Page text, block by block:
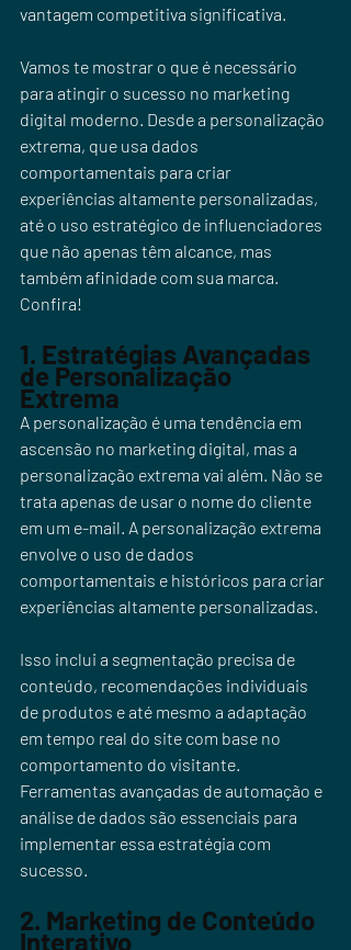
vantagem competitiva significativa.
Vamos te mostrar o que é necessário
para atingir o sucesso no marketing
digital moderno. Desde a personalização
extrema, que usa dados
comportamentais para criar
experiências altamente personalizadas,
até o uso estratégico de influenciadores
que não apenas têm alcance, mas
também afinidade com sua marca.
Confira!
1. Estratégias Avançadas
de Personalização
Extrema
A personalização é uma tendência em
ascensão no marketing digital, mas a
personalização extrema vai além. Não se
trata apenas de usar o nome do cliente
em um e-mail. A personalização extrema
envolve o uso de dados
comportamentais e históricos para criar
experiências altamente personalizadas.
Isso inclui a segmentação precisa de
conteúdo, recomendações individuais
de produtos e até mesmo a adaptação
em tempo real do site com base no
comportamento do visitante.
Ferramentas avançadas de automação e
análise de dados são essenciais para
implementar essa estratégia com
sucesso.
2. Marketing de Conteúdo
Interativo